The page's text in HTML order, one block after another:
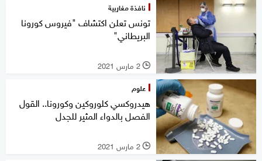
نافذة مغاربية
تونس تعلن اكتشاف "فيروس كورونا
البريطاني"
l 2 مارس 2021
علوم
هيدروكسي كلوروكين وكورونا.. القول
الفصل بالدواء المثير للجدل
l 2 مارس 2021